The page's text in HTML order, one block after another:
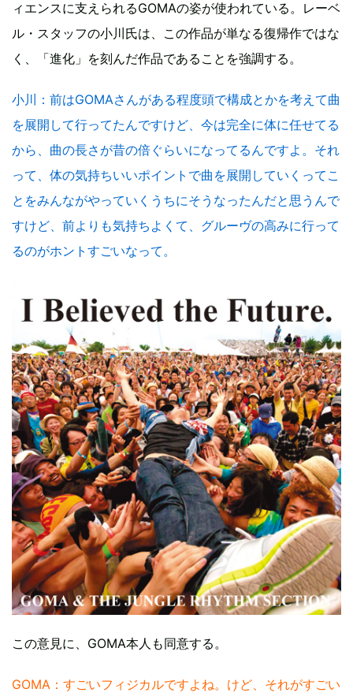
ィエンスに支えられるGOMAの姿が使われている。レーベ
ル・スタッフの小川氏は、この作品が単なる復帰作ではな
く、「進化」を刻んだ作品であることを強調する。
小川
：前はGOMAさんがある程度頭で構成とかを考えて曲
を展開して行ってたんですけど、今は完全に体に任せてる
から、曲の長さが昔の倍ぐらいになってるんですよ。それ
って、体の気持ちいいポイントで曲を展開していくってこ
とをみんながやっていくうちにそうなったんだと思うんで
すけど、前よりも気持ちよくて、グルーヴの高みに行って
るのがホントすごいなって。
この意見に、GOMA本人も同意する。
GOMA：すごいフィジカルですよね。けど、それがすごい